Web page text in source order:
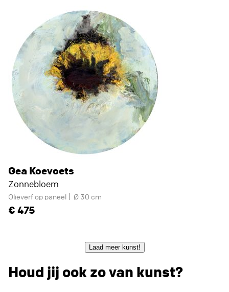
Gea Koevoets
Zonnebloem
Olieverf op paneel Ø 30 cm
475
Laad meer kunst!
Houd jij ook zo van kunst?